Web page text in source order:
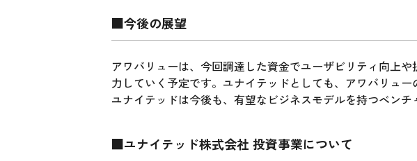
■今後の展望
アワバリューは、今回調達した資金でユーザビリティ向上
力していく予定です。ユナイテッドとしても、アワバリュ
ユナイテッドは今後も、有望なビジネスモデルを持つベン
■ユナイテッド株式会社 投資事業について